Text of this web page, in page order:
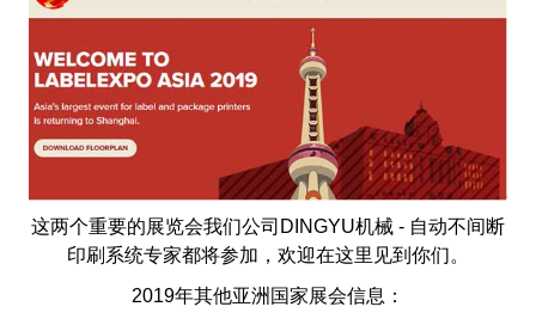
这两个重要的展览会我们公司DINGYU机械 - 自动不间断
印刷系统专家都将参加，欢迎在这里见到你们。
2019年其他亚洲国家展会信息：